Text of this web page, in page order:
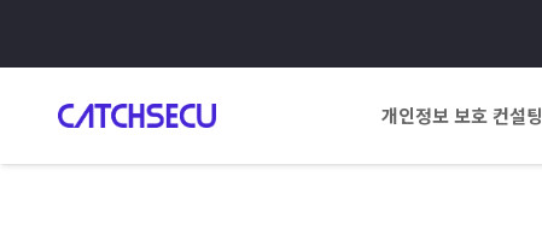
개인정보 보호 컨설팅